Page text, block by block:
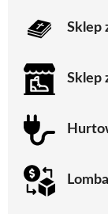
Sklep
Sklep